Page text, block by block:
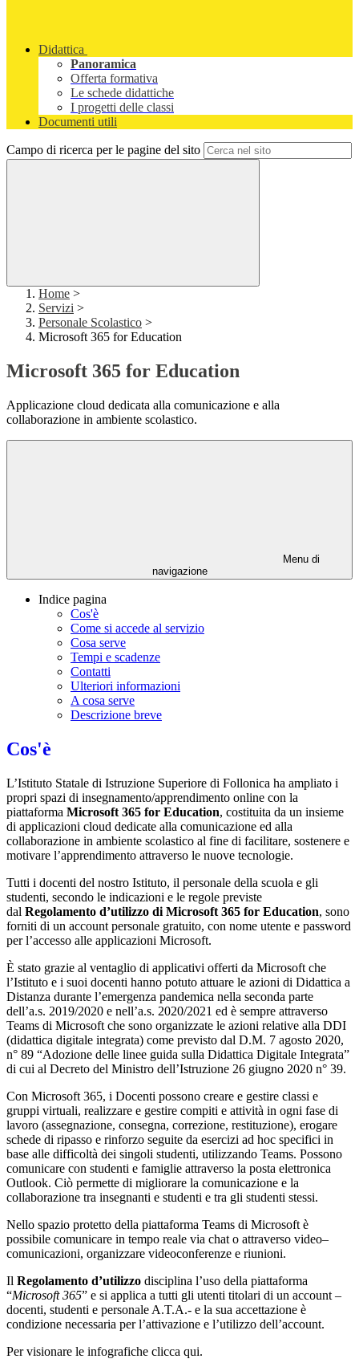
Didattica
Panoramica
Offerta formativa
Le schede didattiche
I progetti delle classi
Documenti utili
Campo di ricerca per le pagine del sito
Home >
Servizi >
Personale Scolastico >
Microsoft 365 for Education
Microsoft 365 for Education
Applicazione cloud dedicata alla comunicazione e alla
collaborazione in ambiente scolastico.
Menu di
navigazione
Indice pagina
Cos'è
Come si accede al servizio
Cosa serve
Tempi e scadenze
Contatti
Ulteriori informazioni
A cosa serve
Descrizione breve
Cos'è
L’Istituto Statale di Istruzione Superiore di Follonica ha ampliato i
propri spazi di insegnamento/apprendimento online con la
piattaforma Microsoft 365 for Education, costituita da un insieme
di applicazioni cloud dedicate alla comunicazione ed alla
collaborazione in ambiente scolastico al fine di facilitare, sostenere e
motivare l’apprendimento attraverso le nuove tecnologie.
Tutti i docenti del nostro Istituto, il personale della scuola e gli
studenti, secondo le indicazioni e le regole previste
dal Regolamento d’utilizzo di Microsoft 365 for Education, sono
forniti di un account personale gratuito, con nome utente e password
per l’accesso alle applicazioni Microsoft.
È stato grazie al ventaglio di applicativi offerti da Microsoft che
l’Istituto e i suoi docenti hanno potuto attuare le azioni di Didattica a
Distanza durante l’emergenza pandemica nella seconda parte
dell’a.s. 2019/2020 e nell’a.s. 2020/2021 ed è sempre attraverso
Teams di Microsoft che sono organizzate le azioni relative alla DDI
(didattica digitale integrata) come previsto dal D.M. 7 agosto 2020,
n° 89 “Adozione delle linee guida sulla Didattica Digitale Integrata”
di cui al Decreto del Ministro dell’Istruzione 26 giugno 2020 n° 39.
Con Microsoft 365, i Docenti possono creare e gestire classi e
gruppi virtuali, realizzare e gestire compiti e attività in ogni fase di
lavoro (assegnazione, consegna, correzione, restituzione), erogare
schede di ripasso e rinforzo seguite da esercizi ad hoc specifici in
base alle difficoltà dei singoli studenti, utilizzando Teams. Possono
comunicare con studenti e famiglie attraverso la posta elettronica
Outlook. Ciò permette di migliorare la comunicazione e la
collaborazione tra insegnanti e studenti e tra gli studenti stessi.
Nello spazio protetto della piattaforma Teams di Microsoft è
possibile comunicare in tempo reale via chat o attraverso video–
comunicazioni, organizzare videoconferenze e riunioni.
Il Regolamento d’utilizzo disciplina l’uso della piattaforma
“Microsoft 365” e si applica a tutti gli utenti titolari di un account –
docenti, studenti e personale A.T.A.- e la sua accettazione è
condizione necessaria per l’attivazione e l’utilizzo dell’account.
Per visionare le infografiche clicca qui.